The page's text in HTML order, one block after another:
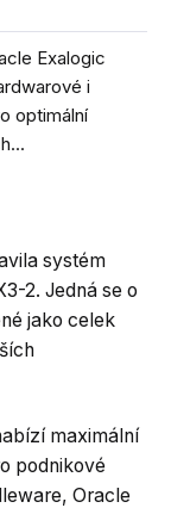
Exalogic
i
optimální
systém
2. Jedná se o
jako celek
maximální
podnikové
Oracle